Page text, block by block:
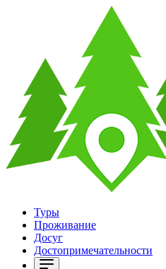
Туры
Проживание
Досуг
Достопримечательности